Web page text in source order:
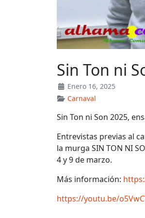
Sin Ton ni
Enero 16, 2025
Carnaval
Sin Ton ni Son 2025,
Entrevistas previas al
la murga SIN TON NI
4 y 9 de marzo.
Más información:
https://youtu.be/